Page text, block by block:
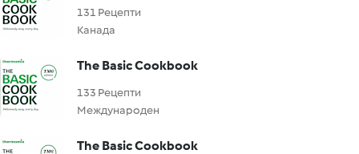
131 Рецепти
Канада
The Basic Cookbook
133 Рецепти
Международен
The Basic Cookbook